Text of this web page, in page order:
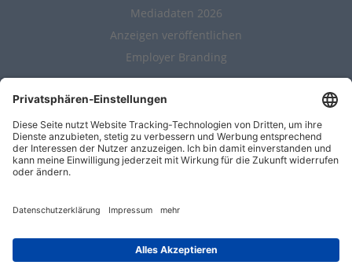
Mediadaten 2026
Anzeigen veröffentlichen
Employer Branding
ALLGEMEIN
Kontakt
AGBs